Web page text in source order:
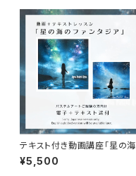
テキスト付き動画講座「星の
ファンタジア」（電子教材＋テキ
スト送付）
¥5,500